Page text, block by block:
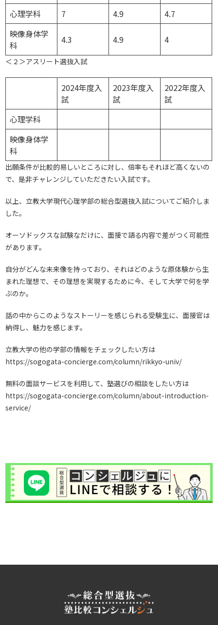
心理学科
7 4.9
4.7
映像身体学
科
4.3 4.9 4
＜２＞アスリート選抜入試
2024年度入
試
2023年度入
試
2022年度入
試
心理学科
映像身体学
科
出願条件が比較的易しいところに対し、倍率もそれほど高くないの
で、是非チャレンジしていただきたい入試です。
以上、立教大学現代心理学部の総合型選抜入試についてご紹介しま
した。
オーソドックスな試験なだけに、面接で語る内容で差がつく可能性
があります。
自分がどんな未来像を持っており、それはどのような原体験から生
まれた理想で、その理想を実現するために今、そして大学で何を学
ぶのか。
話の中からこのようなストーリーを感じられる受験生に、面接官は
納得し、魅力を感じます。
立教大学の他の学部の情報をチェックしたい方は
https://sogogata-concierge.com/column/rikkyo-univ/
無料の面談サービスを利用して、塾選びの相談をしたい方は
https://sogogata-concierge.com/column/about-introduction-
service/